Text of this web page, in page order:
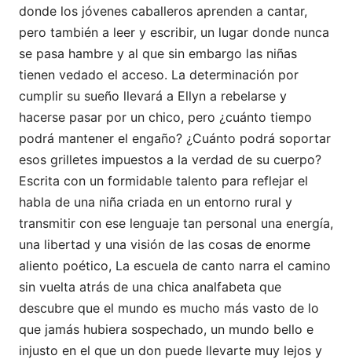
donde los jóvenes caballeros aprenden a cantar,
pero también a leer y escribir, un lugar donde nunca
se pasa hambre y al que sin embargo las niñas
tienen vedado el acceso. La determinación por
cumplir su sueño llevará a Ellyn a rebelarse y
hacerse pasar por un chico, pero ¿cuánto tiempo
podrá mantener el engaño? ¿Cuánto podrá soportar
esos grilletes impuestos a la verdad de su cuerpo?
Escrita con un formidable talento para reflejar el
habla de una niña criada en un entorno rural y
transmitir con ese lenguaje tan personal una energía,
una libertad y una visión de las cosas de enorme
aliento poético, La escuela de canto narra el camino
sin vuelta atrás de una chica analfabeta que
descubre que el mundo es mucho más vasto de lo
que jamás hubiera sospechado, un mundo bello e
injusto en el que un don puede llevarte muy lejos y